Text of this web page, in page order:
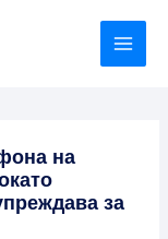
на
за